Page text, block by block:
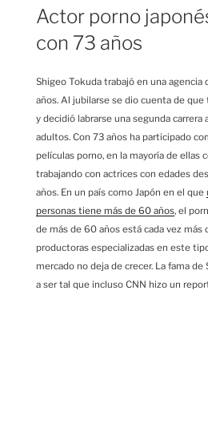
EL
Actor porno
con 73 años
Shigeo Tokuda trabajó en una agencia
años. Al jubilarse se dio cuenta de
y decidió labrarse una segunda carrera
adultos. Con 73 años ha participado
películas porno, en la mayoría de ellas
trabajando con actrices con edades
años. En un país como Japón en el que
personas tiene más de 60 años, el
de más de 60 años está cada vez más
productoras especializadas en este
mercado no deja de crecer. La fama
a ser tal que incluso CNN hizo un